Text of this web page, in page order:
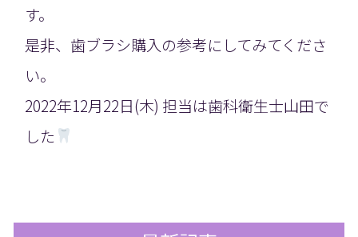
す。
是非、歯ブラシ購入の参考にしてみてくださ
い。
2022年12月22日(木) 担当は歯科衛生士山田で
した